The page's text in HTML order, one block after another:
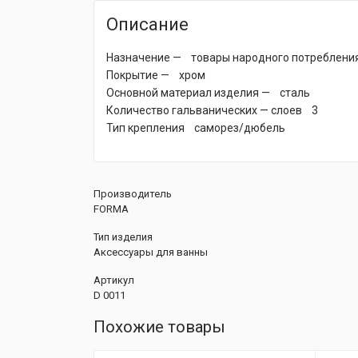
Описание
Назначение — товары народного
Покрытие — хром
Основной материал изделия — сталь
Количество гальванических — слоев 3
Тип крепления саморез/дюбель
Производитель
FORMA
Тип изделия
Аксессуары для ванны
Артикул
D 0011
Похожие товары